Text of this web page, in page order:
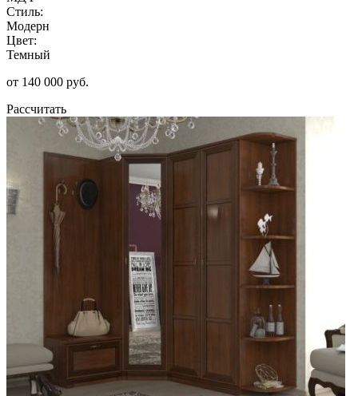
Стиль:
Модерн
Цвет:
Темный
от 140 000 руб.
Рассчитать